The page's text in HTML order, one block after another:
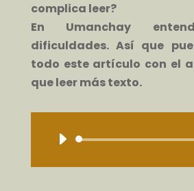
complica leer?
En Umanchay
dificuldades. Así que
todo este artículo con el
que leer más texto.